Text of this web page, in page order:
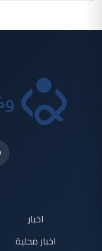
اخبار
اخبار محلية